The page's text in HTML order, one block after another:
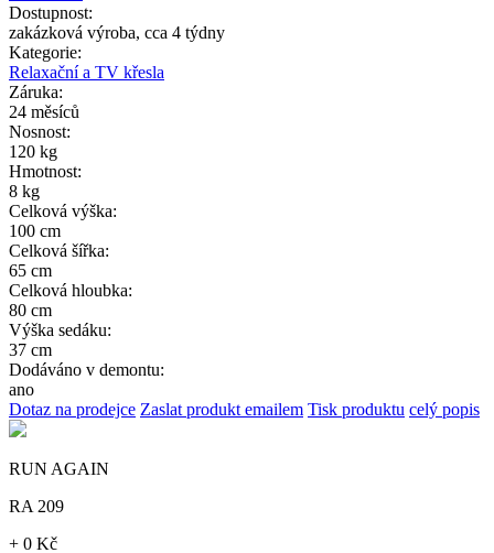
Dostupnost:
zakázková výroba, cca 4 týdny
Kategorie:
Relaxační a TV křesla
Záruka:
24 měsíců
Nosnost:
120 kg
Hmotnost:
8 kg
Celková výška:
100 cm
Celková šířka:
65 cm
Celková hloubka:
80 cm
Výška sedáku:
37 cm
Dodáváno v demontu:
ano
Dotaz na prodejce Zaslat produkt emailem Tisk produktu celý popis
RUN AGAIN
RA 209
+ 0 Kč